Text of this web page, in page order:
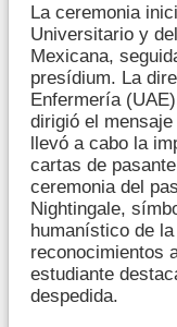
La ceremonia
Universitario y
Mexicana,
presídium. La
Enfermería
dirigió el
llevó a cabo la
cartas de
ceremonia del
Nightingale,
humanístico de
reconocimientos
estudiante
despedida.